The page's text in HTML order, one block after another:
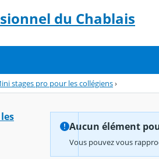
du Chablais
stages pro pour les collégiens›
Aucun élément
Vous pouvez vous